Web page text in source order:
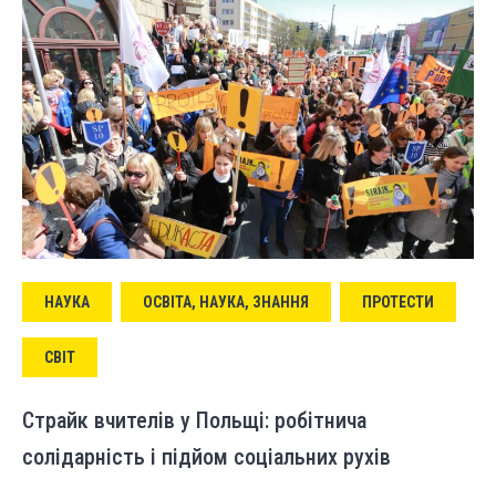
НАУКА ОСВІТА, НАУКА, ЗНАННЯ ПРОТЕСТИ
СВІТ
Страйк вчителів у Польщі: робітнича
солідарність і підйом соціальних рухів